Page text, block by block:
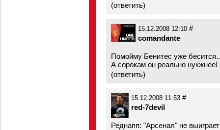
(ответить)
15.12.2008 12:10 #
comandante
Помойму Бенитес уже
А сорокам он реально нукжнее!
(ответить)
15.12.2008 11:53 #
red-7devil
Реднапп: "Арсенал" не